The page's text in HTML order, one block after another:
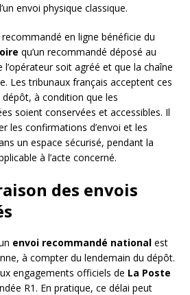
envoi physique classique.
en ligne bénéficie du
qu’un recommandé déposé au
soit agréé et que la chaîne
Les tribunaux français acceptent ces
à condition que les
soient conservées et accessibles. Il
les confirmations d’envoi et les
un espace sécurisé, pendant la
à l’acte concerné.
des envois
envoi recommandé national est
à compter du lendemain du dépôt.
engagements officiels de La Poste
R1. En pratique, ce délai peut